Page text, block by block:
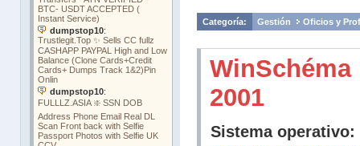
Categoría: Gestión Oficios y
WinSchéma
2001
Sistema operativo: